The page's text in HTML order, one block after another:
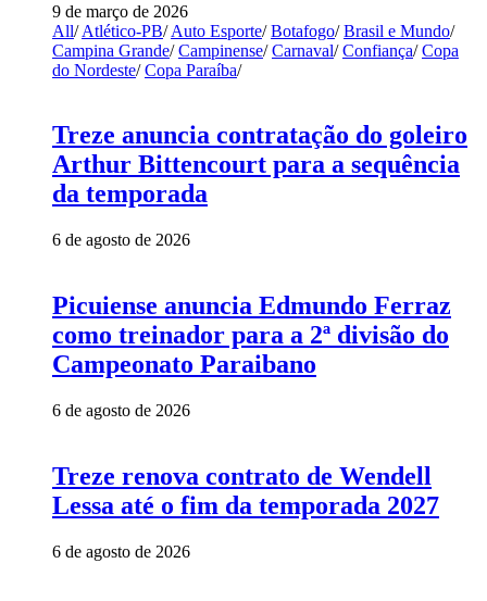
9 de março de 2026
All/ Atlético-PB/ Auto Esporte/ Botafogo/ Brasil e Mundo/
Campina Grande/ Campinense/ Carnaval/ Confiança/ Copa
do Nordeste/ Copa Paraíba/
Treze anuncia contratação do goleiro
Arthur Bittencourt para a sequência
da temporada
6 de agosto de 2026
Picuiense anuncia Edmundo Ferraz
como treinador para a 2ª divisão do
Campeonato Paraibano
6 de agosto de 2026
Treze renova contrato de Wendell
Lessa até o fim da temporada 2027
6 de agosto de 2026